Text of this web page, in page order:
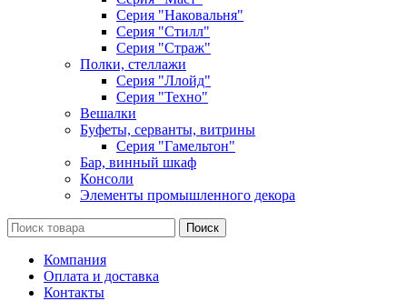
Серия "Наковальня"
Серия "Стилл"
Серия "Страж"
Полки, стеллажи
Серия "Ллойд"
Серия "Техно"
Вешалки
Буфеты, серванты, витрины
Серия "Гамельтон"
Бар, винный шкаф
Консоли
Элементы промышленного декора
Поиск
Компания
Оплата и доставка
Контакты